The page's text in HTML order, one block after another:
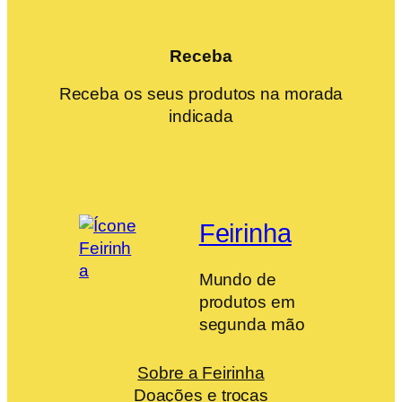
Receba
Receba os seus produtos na morada
indicada
Feirinha
Mundo de
produtos em
segunda mão
Sobre a Feirinha
Doações e trocas